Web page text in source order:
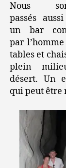
Nous
passés
un bar
par
tables et
plein
désert. Un
qui peut être